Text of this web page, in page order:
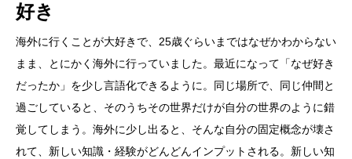
好き
海外に行くことが大好きで、25歳ぐらいまではなぜかわからない
まま、とにかく海外に行っていました。最近になって「なぜ好き
だったか」を少し言語化できるように。同じ場所で、同じ仲間と
過ごしていると、そのうちその世界だけが自分の世界のように錯
覚してしまう。海外に少し出ると、そんな自分の固定概念が壊さ
れて、新しい知識・経験がどんどんインプットされる。新しい知